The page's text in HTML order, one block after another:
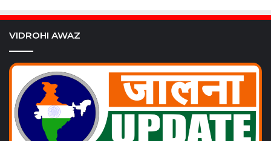
VIDROHI AWAZ